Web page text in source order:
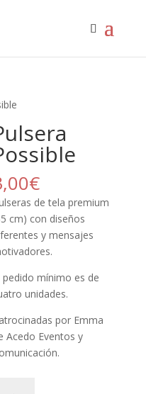
€
de tela premium
cm) con diseños
y mensajes
pedido mínimo es de
unidades.
por Emma
Acedo Eventos y